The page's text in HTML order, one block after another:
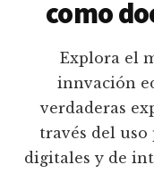
educativas
digitales
inteligencia
artificial.
como
Explora el
innvación
verdaderas
través del uso
digitales y de